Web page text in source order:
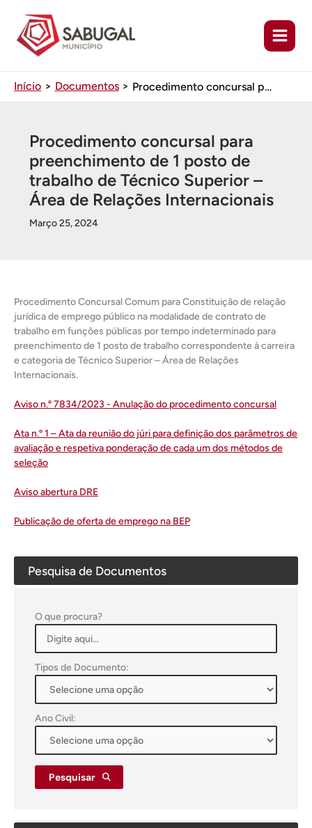
conteúdo
Início Documentos Procedimento concursal para preenchimento de 1 posto de trabalho de Técnico Superior – Área de Relações Internacionais
Procedimento concursal para
preenchimento de 1 posto de
trabalho de Técnico Superior –
Área de Relações Internacionais
Março 25, 2024
Pesquisa de Documentos
O que procura?
Tipos de Documento:
Ano Civil:
Pesquisar
Procedimento Concursal Comum para Constituição de relação
jurídica de emprego público na modalidade de contrato de
trabalho em funções públicas por tempo indeterminado para
preenchimento de 1 posto de trabalho correspondente à carreira
e categoria de Técnico Superior – Área de Relações
Internacionais.
Aviso n.º 7834/2023 - Anulação do procedimento concursal
Ata n.º 1 – Ata da reunião do júri para definição dos parâmetros de
avaliação e respetiva ponderação de cada um dos métodos de
seleção
Aviso abertura DRE
Publicação de oferta de emprego na BEP